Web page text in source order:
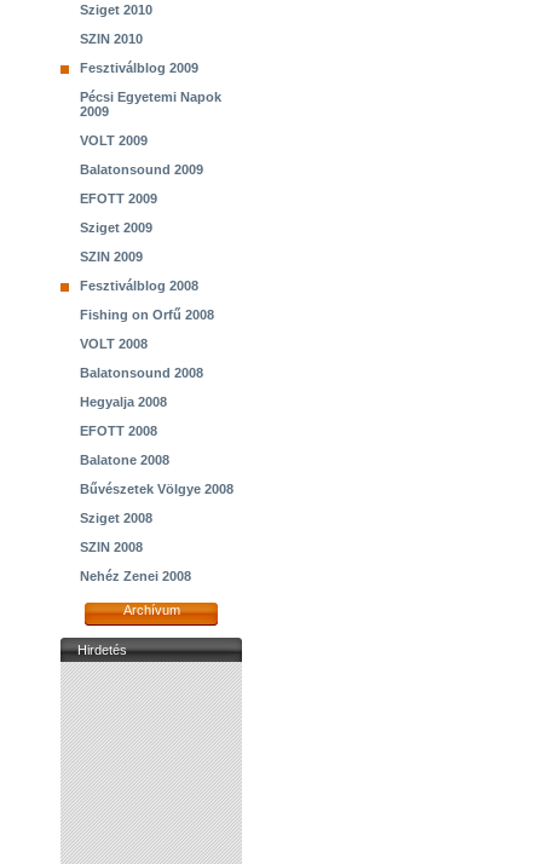
Sziget 2010
SZIN 2010
Fesztiválblog 2009
Pécsi Egyetemi Napok
2009
VOLT 2009
Balatonsound 2009
EFOTT 2009
Sziget 2009
SZIN 2009
Fesztiválblog 2008
Fishing on Orfű 2008
VOLT 2008
Balatonsound 2008
Hegyalja 2008
EFOTT 2008
Balatone 2008
Bűvészetek Völgye 2008
Sziget 2008
SZIN 2008
Nehéz Zenei 2008
Archívum
Hirdetés